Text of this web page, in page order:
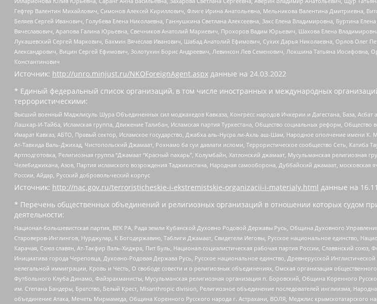
Гефтер Валентин Михайлович, Симонов Алексей Кириллович, Флиге Ирина Анатольевна, Мельникова Валентина Дмитриевна,
Беляев Сергей Иванович, Голубева Елена Николаевна, Ганнушкина Светлана Алексеевна, Закс Елена Владимировна, Буртина
Вячеславович, Арапова Галина Юрьевна, Свечников Анатолий Мариевич, Прохоров Вадим Юрьевич, Шахова Елена
Лукашевский Сергей Маркович, Бахмин Вячеслав Иванович, Шабад Анатолий Ефимович, Сухих Дарья Николаевна, Орлов Олег
Александрович, Вицин Сергей Ефимович, Золотухин Борис Андреевич, Левинсон Лев Семенович, Локшина Татьяна
Константинович
Источник: http://unro.minjust.ru/NKOForeignAgent.aspx данные на 24.03.2022
* Единый федеральный список организаций, в том числе иностранных и международных
террористическими:
Высший военный Маджлисуль Шура Объединенных сил моджахедов Кавказа, Конгресс народов Ичкерии и Дагестана, База,
Лашкар-И-Тайба, Исламская группа, Движение Талибан, Исламская партия Туркестана, Общество социальных реформ,
Имарат Кавказ, АБТО, Правый сектор, Исламское государство, Джабха аль-Нусра ли-Ахль аш-Шам, Народное ополчение имени
Ат-Тавхида Валь-Джихад, Чистопольский Джамаат, Рохнамо ба суи давлати исломи, Террористическое сообщество Сеть,
Артподготовка, Религиозная группа “Джамаат “Красный пахарь”, Колумбайн, Хатлонский джамаат, Мусульманская
Челебиджихана, Азов, Партия исламского возрождения Таджикистана, Народная самооборона, Дуббайский джамаат,
России, Айдар, Русский добровольческий корпус
Источник: http://nac.gov.ru/terroristicheskie-i-ekstremistskie-organizacii-i-materialy.html данные на
* Перечень общественных объединений и религиозных организаций в отношении которых судом
деятельности:
Национал-большевистская партия, ВЕК РА, Рада земли Кубанской Духовно Родовой Державы Русь, Община Духовного
Староверов-Инглингов, Нурджулар, К Богодержавию, Таблиги Джамаат, Свидетели Иеговы, Русское национальное единство,
Карачая, Союз славян, Ат-Такфир Валь-Хиджра, Пит Буль, Национал-социалистическая рабочая партия России, Славянский
Инициатива города Череповца, Духовно-Родовая Держава Русь, Русское национальное единство, Древнерусской
нелегальной иммиграции, Кровь и Честь, О свободе совести и о религиозных объединениях, Омская организация
Футбольного Клуба Динамо, Файзрахманисты, Мусульманская религиозная организация п. Боровский, Община Коренного
им. Степана Бандеры, Братство, Белый Крест, Misanthropic division, Религиозное объединение последователей инглиизма,
объединение Атака, Мечеть Мирмамеда, Община Коренного Русского народа г. Астрахани, ВОЛЯ, Меджлис крымскотатарского